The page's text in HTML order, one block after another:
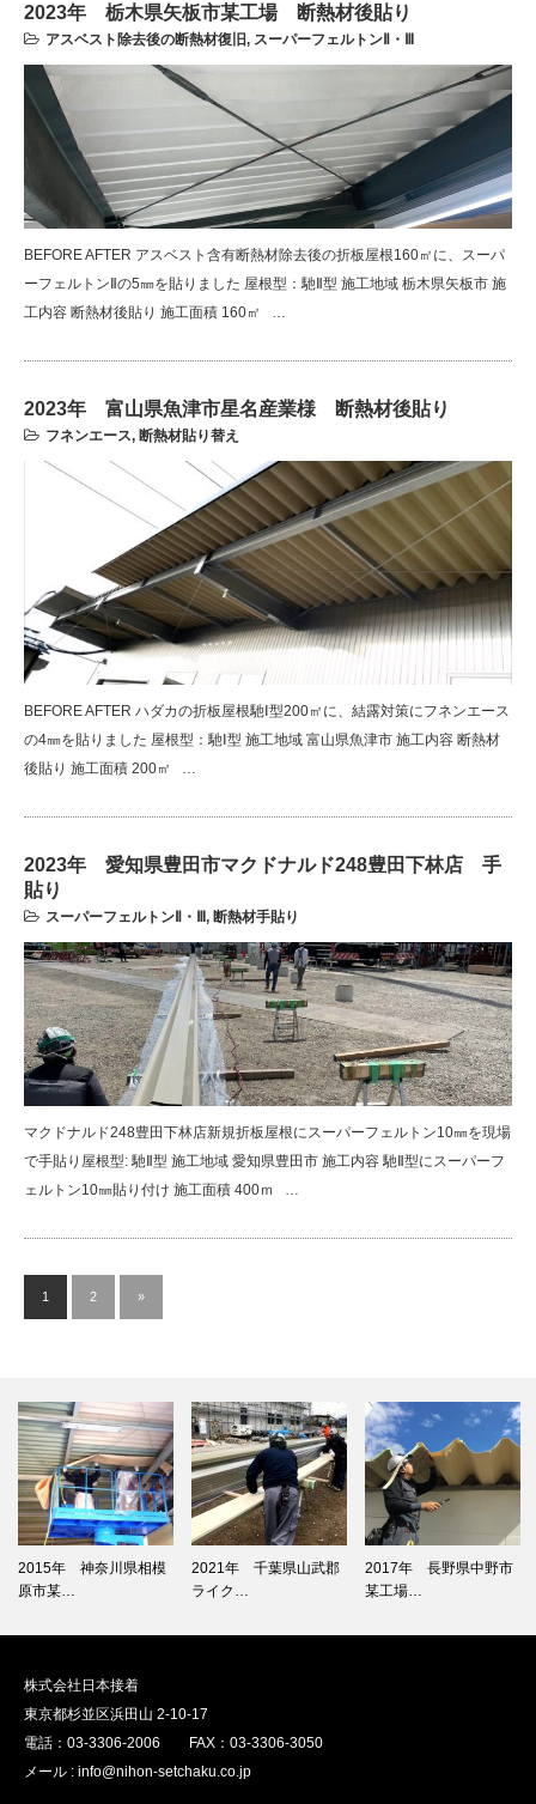
2023年 栃木県矢板市某工場 断熱材後貼り
アスベスト除去後の断熱材復旧, スーパーフェルトンⅡ・Ⅲ
BEFORE AFTER アスベスト含有断熱材除去後の折板屋根160㎡に、スーパ
ーフェルトンⅡの5㎜を貼りました 屋根型：馳Ⅱ型 施工地域 栃木県矢板市 施
工内容 断熱材後貼り 施工面積 160㎡ …
2023年 富山県魚津市星名産業様 断熱材後貼り
フネンエース, 断熱材貼り替え
BEFORE AFTER ハダカの折板屋根馳Ⅰ型200㎡に、結露対策にフネンエース
の4㎜を貼りました 屋根型：馳Ⅰ型 施工地域 富山県魚津市 施工内容 断熱材
後貼り 施工面積 200㎡ …
2023年 愛知県豊田市マクドナルド248豊田下林店 手
貼り
スーパーフェルトンⅡ・Ⅲ, 断熱材手貼り
マクドナルド248豊田下林店新規折板屋根にスーパーフェルトン10㎜を現場
で手貼り屋根型: 馳Ⅱ型 施工地域 愛知県豊田市 施工内容 馳Ⅱ型にスーパーフ
ェルトン10㎜貼り付け 施工面積 400ｍ …
1 2 »
2015年 神奈川県相模
原市某…
2021年 千葉県山武郡
ライク…
2017年 長野県中野市
某工場…
株式会社日本接着
東京都杉並区浜田山 2-10-17
電話：03-3306-2006 FAX：03-3306-3050
メール : info@nihon-setchaku.co.jp